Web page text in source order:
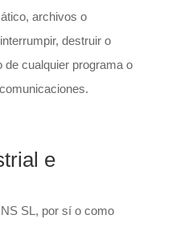
archivos o
destruir o
de cualquier programa o
e
SL, por sí o como